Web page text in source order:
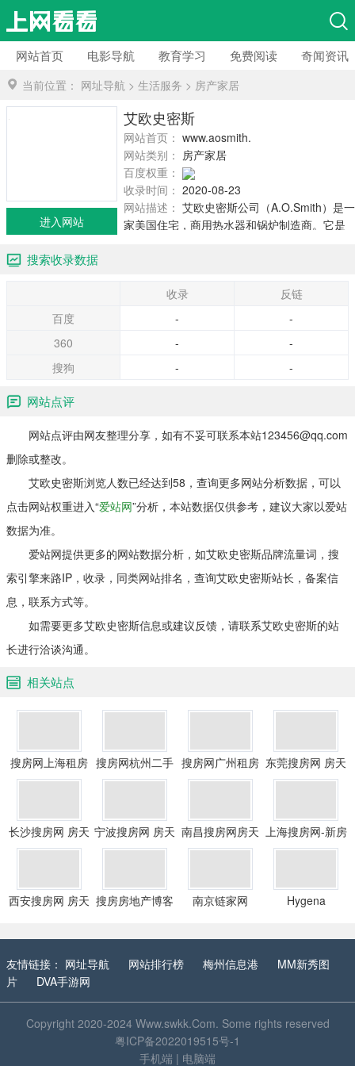
网站首页 电影导航 教育学习 免费阅读 奇闻资讯
当前位置： 网址导航 > 生活服务 > 房产家居
艾欧史密斯
网站首页： www.aosmith.com
网站类别： 房产家居
百度权重：
收录时间： 2020-08-23
网站描述： 艾欧史密斯公司（A.O.Smith）是一
家美国住宅，商用热水器和锅炉制造商。它是
车和自行车零件制造商。公司开始生产用制作
造的住宅热水器主要用途包括：气体和丙烷，
券交易所代码为AOS，总部位于威斯康星州密
年，艾欧史密斯公司收入为19.4亿美元，营业
收入为2.087亿美元，净利润为1.587亿美元，
进入网站
搜索收录数据
收录
反链
百度
-
-
360
-
-
搜狗
- -
网站点评
网站点评由网友整理分享，如有不妥可联系本站123456@qq.com
删除或整改。
艾欧史密斯浏览人数已经达到58，查询更多网站分析数据，可以
点击网站权重进入“爱站网”分析，本站数据仅供参考，建议大家以爱站
数据为准。
爱站网提供更多的网站数据分析，如艾欧史密斯品牌流量词，搜
索引擎来路IP，收录，同类网站排名，查询艾欧史密斯站长，备案信
息，联系方式等。
如需要更多艾欧史密斯信息或建议反馈，请联系艾欧史密斯的站
长进行洽谈沟通。
相关站点
搜房网上海租房
网
搜房网杭州二手
房网
搜房网广州租房
网
东莞搜房网 房天
下
长沙搜房网 房天
下
宁波搜房网 房天
下
南昌搜房网房天
下
上海搜房网-新房
西安搜房网 房天 搜房房地产博客 南京链家网 Hygena
友情链接： 网址导航 网站排行榜 梅州信息港
MM新秀图
片
DVA手游网
Copyright 2020-2024 Www.swkk.Com. Some rights reserved
粤ICP备2022019515号-1
手机端 | 电脑端